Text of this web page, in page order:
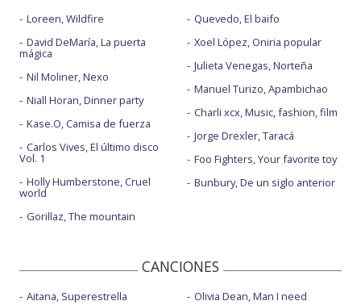
Loreen, Wildfire
David DeMaría, La puerta
mágica
Nil Moliner, Nexo
Niall Horan, Dinner party
Kase.O, Camisa de fuerza
Carlos Vives, El último disco
Vol. 1
Holly Humberstone, Cruel
world
Gorillaz, The mountain
Quevedo, El baifo
Xoel López, Oniria popular
Julieta Venegas, Norteña
Manuel Turizo, Apambichao
Charli xcx, Music, fashion, film
Jorge Drexler, Taracá
Foo Fighters, Your favorite toy
Bunbury, De un siglo anterior
CANCIONES
Aitana, Superestrella Olivia Dean, Man I need